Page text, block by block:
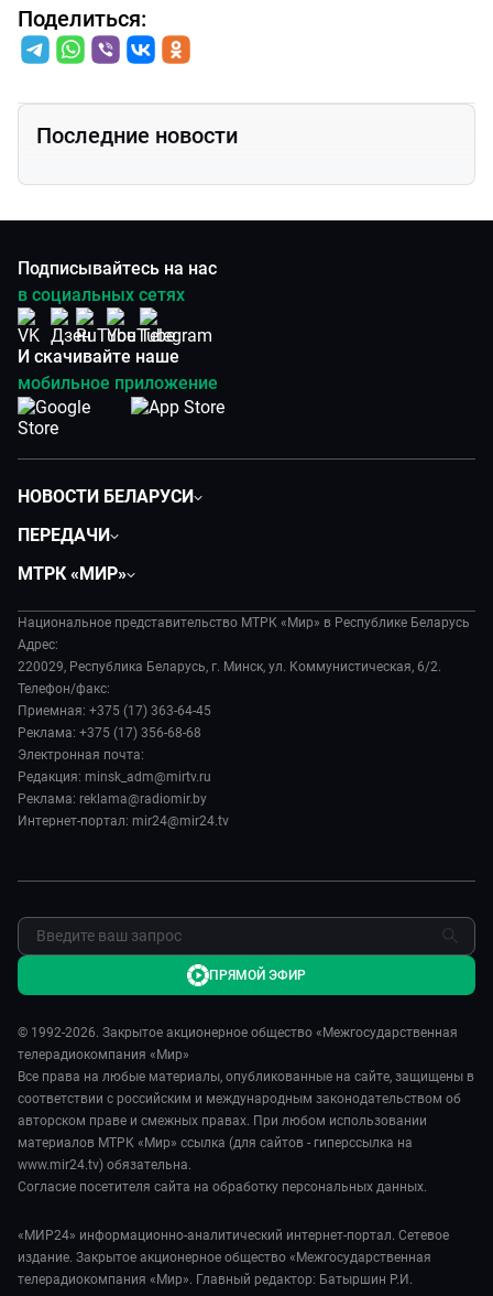
Поделиться:
Последние новости
Подписывайтесь на нас
в социальных сетях
И скачивайте наше
мобильное приложение
НОВОСТИ БЕЛАРУСИ
Экономика
Происшествия
Наука и технологии
Здоровье и медицина
Авто
Культура
Спорт
ПЕРЕДАЧИ
Все как у людей
Вместе выгодно
Евразия. Культурно
Евразия. Регионы
Наши иностранцы
Пять причин поехать в...
Сделано в Содружестве
МТРК «МИР»
История
Руководство
Лица мира
Новости
Пресса о нас
Карьера
Реклама
Национальное представительство МТРК «Мир» в Республике Беларусь
Адрес:
220029, Республика Беларусь, г. Минск, ул. Коммунистическая, 6/2.
Телефон/факс:
Приемная: +375 (17) 363-64-45
Реклама: +375 (17) 356-68-68
Электронная почта:
Редакция: minsk_adm@mirtv.ru
Реклама: reklama@radiomir.by
Интернет-портал: mir24@mir24.tv
© 1992-2026. Закрытое акционерное общество «Межгосударственная
телерадиокомпания «Мир»
Все права на любые материалы, опубликованные на сайте, защищены в
соответствии с российским и международным законодательством об
авторском праве и смежных правах. При любом использовании
материалов МТРК «Мир» ссылка (для сайтов - гиперссылка на
www.mir24.tv) обязательна.
Согласие посетителя сайта на обработку персональных данных.
«МИР24» информационно-аналитический интернет-портал. Сетевое
издание. Закрытое акционерное общество «Межгосударственная
телерадиокомпания «Мир». Главный редактор: Батыршин Р.И.
ПРЯМОЙ ЭФИР